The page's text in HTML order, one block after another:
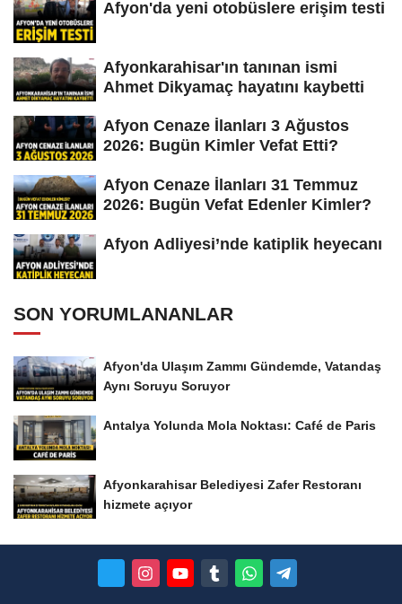
Afyon'da yeni otobüslere erişim testi
Afyonkarahisar'ın tanınan ismi
Ahmet Dikyamaç hayatını kaybetti
Afyon Cenaze İlanları 3 Ağustos
2026: Bugün Kimler Vefat Etti?
Afyon Cenaze İlanları 31 Temmuz
2026: Bugün Vefat Edenler Kimler?
Afyon Adliyesi’nde katiplik heyecanı
SON YORUMLANANLAR
Afyon'da Ulaşım Zammı Gündemde, Vatandaş
Aynı Soruyu Soruyor
Antalya Yolunda Mola Noktası: Café de Paris
Afyonkarahisar Belediyesi Zafer Restoranı
hizmete açıyor